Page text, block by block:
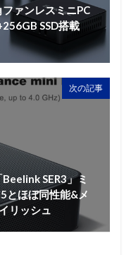
ァンレスミニPC
SSD搭載
次の記事
SER3」ミ
とほぼ同性能&メ
リッシュ